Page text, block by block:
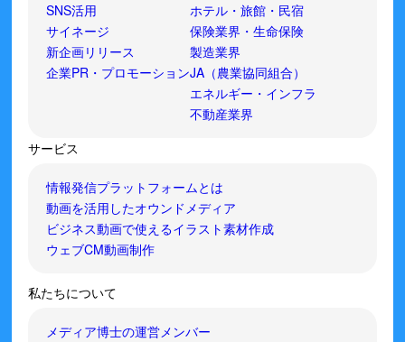
SNS活用
サイネージ
新企画リリース
企業PR・プロモーション
ホテル・旅館・民宿
保険業界・生命保険
製造業界
JA（農業協同組合）
エネルギー・インフラ
不動産業界
サービス
情報発信プラットフォームとは
動画を活用したオウンドメディア
ビジネス動画で使えるイラスト素材作成
ウェブCM動画制作
私たちについて
メディア博士の運営メンバー